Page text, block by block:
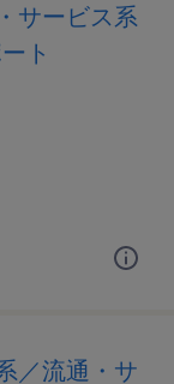
サービス系
ト
／流通・サ